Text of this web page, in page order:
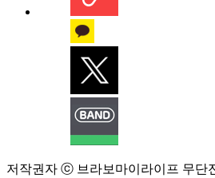
저작권자 ⓒ 브라보마이라이프 무단